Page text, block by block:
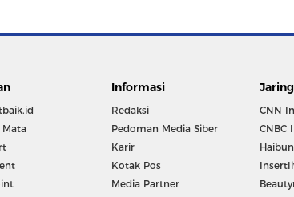
Mata
Informasi
Redaksi
Pedoman Media Siber
Karir
Kotak Pos
Media Partner
CNN
CNBC